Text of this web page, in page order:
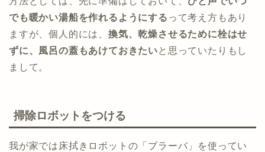
でも暖かい湯船を作れるようにする って考え方もあり
ますが、個人的には、 換気、乾燥させるために栓はせ
ずに、風呂の蓋もあけておきたいと思っていたりもし
まして。
掃除ロボットをつける
我が家では床拭きロボットの「ブラーバ」を使ってい